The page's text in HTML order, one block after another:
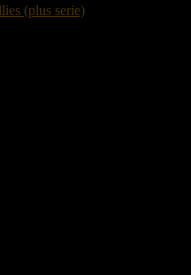
(plus serie)